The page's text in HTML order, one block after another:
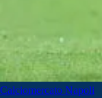
Calciomercato Napoli